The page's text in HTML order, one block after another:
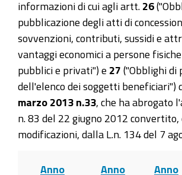
informazioni di cui agli artt. 26
pubblicazione degli atti di
sovvenzioni, contributi, sussidi e
vantaggi economici a persone
pubblici e privati") e 27 ("Obblighi di
dell'elenco dei soggetti beneficiari")
marzo 2013 n.33 , che ha abrogato
n. 83 del 22 giugno 2012 convertito,
modificazioni, dalla L.n. 134 del 7
Anno
Anno
Anno